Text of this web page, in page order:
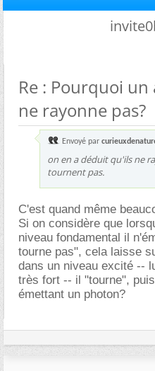
Re : Pourquoi
ne rayonne pas?
Envoyé par
on en a déduit qu'ils ne
tournent pas.
C'est quand même
Si on considère que
niveau fondamental il
tourne pas", cela laisse
dans un niveau excité --
très fort -- il "tourne",
émettant un photon?